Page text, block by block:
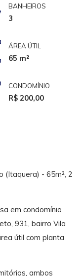
BANHEIROS
3
ÁREA ÚTIL
65 m²
CONDOMÍNIO
R$ 200,00
(Itaquera) - 65m², 2
em condomínio
931, bairro Vila
útil com planta
ambos